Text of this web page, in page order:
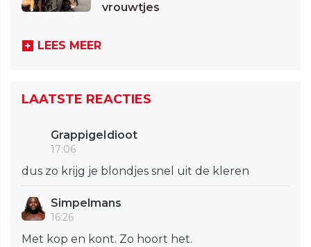
vrouwtjes
LEES MEER
LAATSTE REACTIES
GrappigeIdioot
17:06
dus zo krijg je blondjes snel uit de kleren
Simpelmans
16:26
Met kop en kont. Zo hoort het.